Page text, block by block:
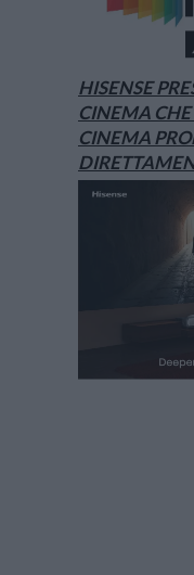
HISENSE
CINEMA CHE
CINEMA